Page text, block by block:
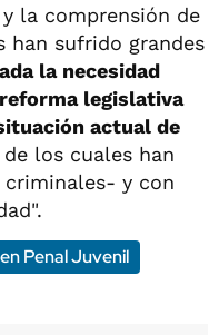
la comprensión de
han sufrido grandes
la necesidad
legislativa
actual de
los cuales han
criminales- y con
Penal Juvenil